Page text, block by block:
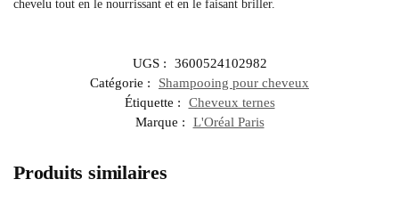
chevelu tout en le nourrissant et en le faisant briller.
UGS :
3600524102982
Catégorie :
Shampooing pour cheveux
Étiquette :
Cheveux ternes
Marque :
L'Oréal Paris
Produits similaires